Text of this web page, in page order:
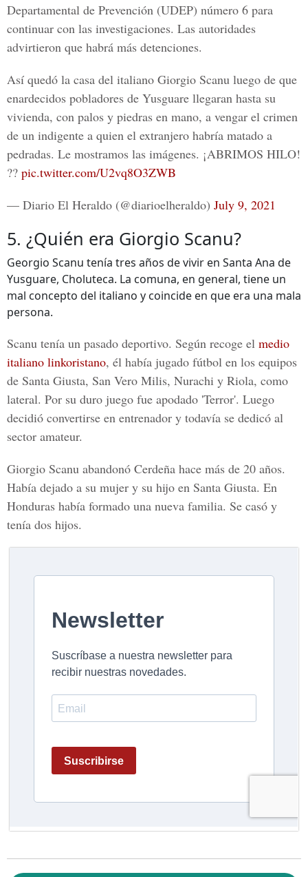
Departamental de Prevención (UDEP) número 6 para
continuar con las investigaciones. Las autoridades
advirtieron que habrá más detenciones.
Así quedó la casa del italiano Giorgio Scanu luego de que
enardecidos pobladores de Yusguare llegaran hasta su
vivienda, con palos y piedras en mano, a vengar el crimen
de un indigente a quien el extranjero habría matado a
pedradas. Le mostramos las imágenes. ¡ABRIMOS HILO!
?? pic.twitter.com/U2vq8O3ZWB
— Diario El Heraldo (@diarioelheraldo) July 9, 2021
5. ¿Quién era Giorgio Scanu?
Georgio Scanu tenía tres años de vivir en Santa Ana de
Yusguare, Choluteca. La comuna, en general, tiene un
mal concepto del italiano y coincide en que era una mala
persona.
Scanu tenía un pasado deportivo. Según recoge el medio
italiano linkoristano, él había jugado fútbol en los equipos
de Santa Giusta, San Vero Milis, Nurachi y Riola, como
lateral. Por su duro juego fue apodado 'Terror'. Luego
decidió convertirse en entrenador y todavía se dedicó al
sector amateur.
Giorgio Scanu abandonó Cerdeña hace más de 20 años.
Había dejado a su mujer y su hijo en Santa Giusta. En
Honduras había formado una nueva familia. Se casó y
tenía dos hijos.